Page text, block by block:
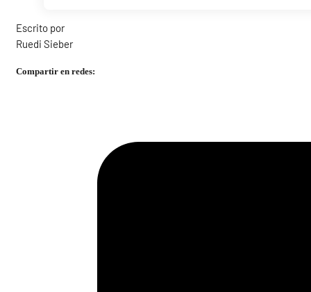
Escrito por
Ruedi Sieber
Compartir en redes: